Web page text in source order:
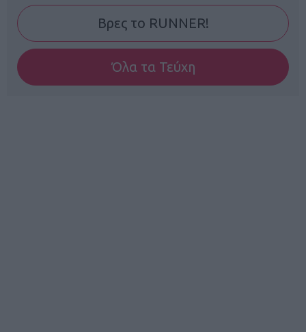
Βρες το RUNNER!
Όλα τα Τεύχη